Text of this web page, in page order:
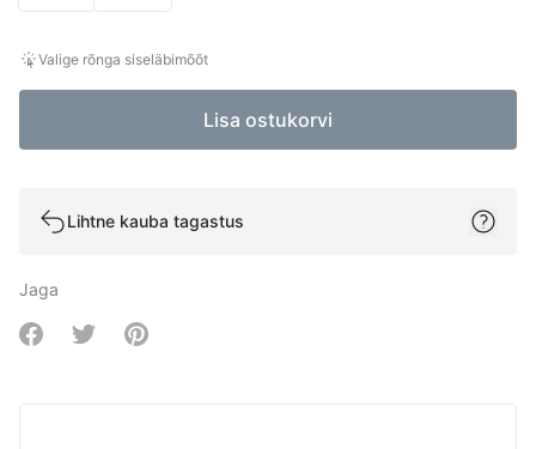
Valige rõnga siseläbimõõt
Lisa ostukorvi
Lihtne kauba tagastus
Jaga
Share on Facebook
Share on Twitter
Share on Pinterest